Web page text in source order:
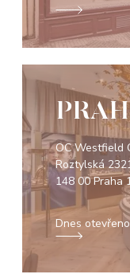
OC Westfield
Roztylská
148 00 Praha
Dnes